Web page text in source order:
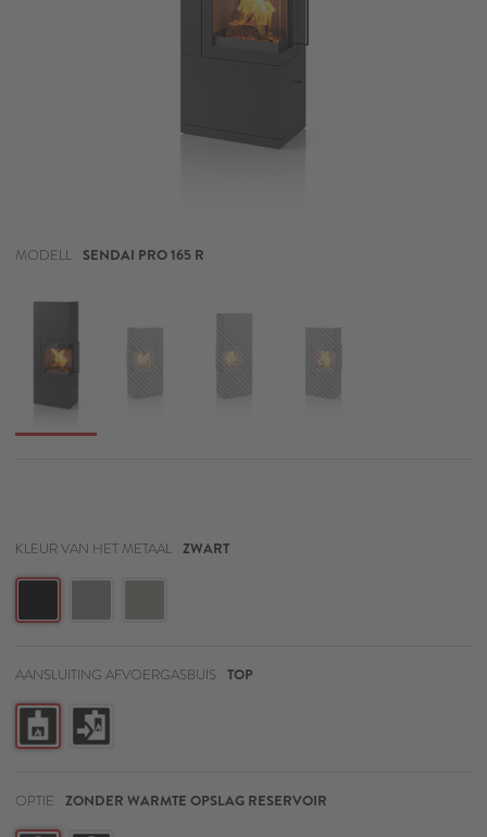
MODELL SENDAI PRO 165 R
KLEUR VAN HET METAAL ZWART
AANSLUITING AFVOERGASBUIS TOP
OPTIE ZONDER WARMTE OPSLAG RESERVOIR